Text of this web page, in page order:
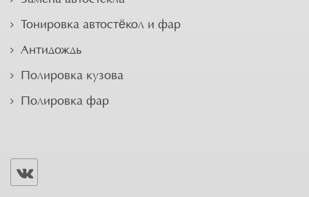
Тонировка автостёкол и фар
Антидождь
Полировка кузова
Полировка фар